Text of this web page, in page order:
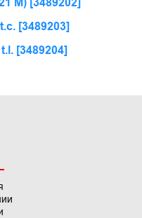
[3489203]
[3489204]